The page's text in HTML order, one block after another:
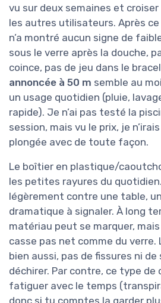
vu sur deux semaines et
les autres utilisateurs. Après
n’a montré aucun signe de
sous le verre après la douche,
coince, pas de jeu dans le
annoncée à 50 m semble au
un usage quotidien (pluie,
rapide). Je n’ai pas testé la
session, mais vu le prix, je
plongée avec de toute façon.
Le boîtier en plastique/
les petites rayures du
légèrement contre une table,
dramatique à signaler. À long
matériau peut se marquer,
casse pas net comme du
bien aussi, pas de fissures ni de
déchirer. Par contre, ce type
fatiguer avec le temps